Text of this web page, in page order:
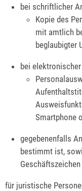
bei schriftlicher
Kopie des
mit amtlich
beglaubigter
bei
Smartphone
gegebenenfalls
bestimmt ist,
Geschäftszeichen
für juristische